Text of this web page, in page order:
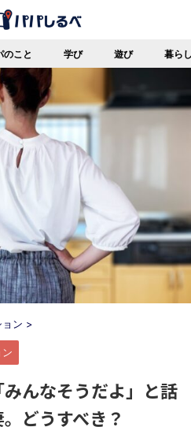
のこと 学び 遊び 暮ら
ン >
んなそうだよ」と話
どうすべき？